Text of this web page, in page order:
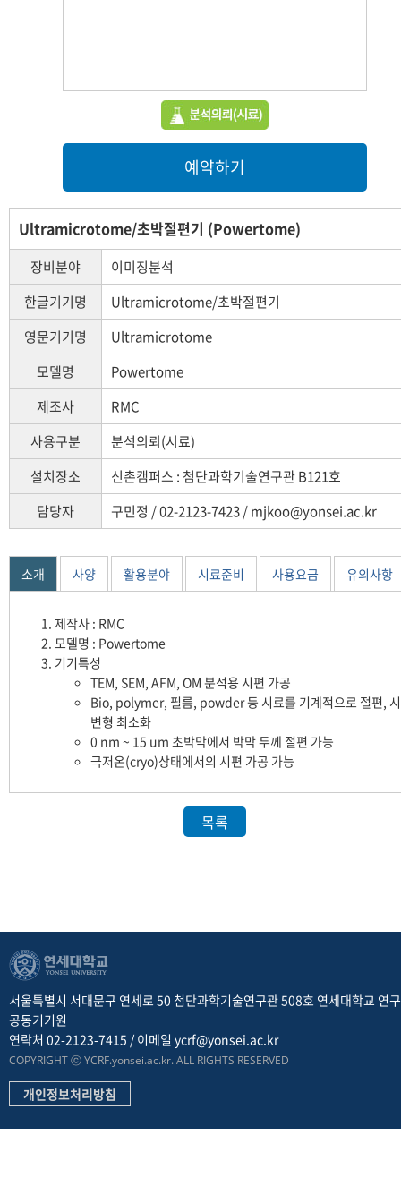
예약하기
Ultramicrotome/초박절편기 (Powertome)
장비분야
이미징분석
한글기기명
Ultramicrotome/초박절편기
영문기기명
Ultramicrotome
모델명
Powertome
제조사
RMC
사용구분
분석의뢰(시료)
설치장소
신촌캠퍼스 : 첨단과학기술연구관 B121호
담당자
구민정 / 02-2123-7423 / mjkoo@yonsei.ac.kr
소개 사양 활용분야 시료준비 사용요금 유의사항
제작사 : RMC
모델명 : Powertome
기기특성
TEM, SEM, AFM, OM 분석용 시편 가공
Bio, polymer, 필름, powder 등 시료를 기계적으로 절편,
변형 최소화
0 nm ~ 15 um 초박막에서 박막 두께 절편 가능
극저온(cryo)상태에서의 시편 가공 가능
목록
서울특별시 서대문구 연세로 50 첨단과학기술연구관 508호 연세대학교 연
공동기기원
연락처 02-2123-7415 / 이메일 ycrf@yonsei.ac.kr
COPYRIGHT ⓒ YCRF.yonsei.ac.kr. ALL RIGHTS RESERVED
개인정보처리방침